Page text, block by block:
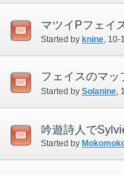
マツイPフェイ
Started by knine ‎,
Started by Solanine‎,
吟遊詩人で
Started by